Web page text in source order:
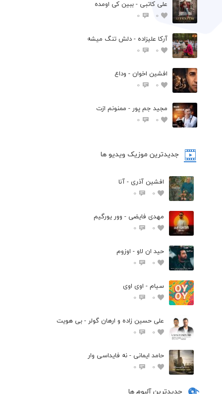
علی کاتبی - ببین کی اومده
0
0
آرکا علیزاده - دلش تنگ میشه
0
0
افشين اخوان - وداع
0
0
مجید جم پور - ممنونم ازت
0
0
جدیدترین موزیک ویدیو ها
افشین آذری - آنا
0
0
مهدی فایضی - وور یورگیم
0
0
حید ان لاو - اوزوم
0
0
سیام - اوی اوی
0
0
علی حسین زاده و ارهان گولر - بی هویت
0
0
حامد ایمانی - نه فایداسی وار
0
0
جدیدترین آلبوم ها